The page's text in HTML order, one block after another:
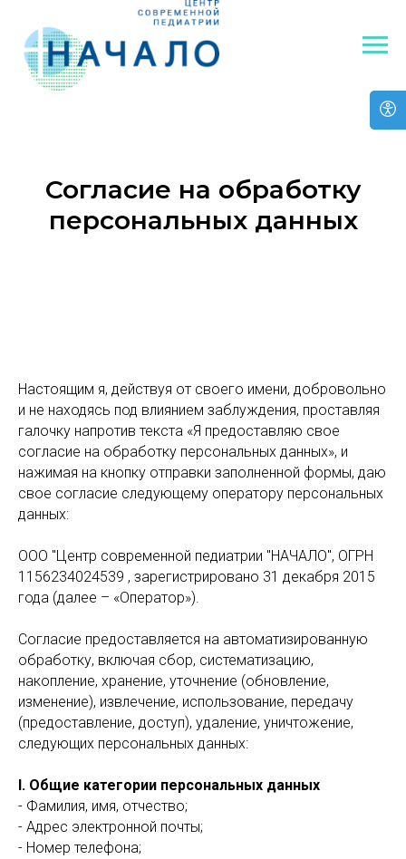
Согласие на обработку
персональных данных
Настоящим я, действуя от своего имени, добровольно
и не находясь под влиянием заблуждения, проставляя
галочку напротив текста «Я предоставляю свое
согласие на обработку персональных данных», и
нажимая на кнопку отправки заполненной формы, даю
свое согласие следующему оператору персональных
данных:
ООО "Центр современной педиатрии "НАЧАЛО", ОГРН
1156234024539 , зарегистрировано 31 декабря 2015
года (далее – «Оператор»).
Согласие предоставляется на автоматизированную
обработку, включая сбор, систематизацию,
накопление, хранение, уточнение (обновление,
изменение), извлечение, использование, передачу
(предоставление, доступ), удаление, уничтожение,
следующих персональных данных:
I. Общие категории персональных данных
- Фамилия, имя, отчество;
- Адрес электронной почты;
- Номер телефона;